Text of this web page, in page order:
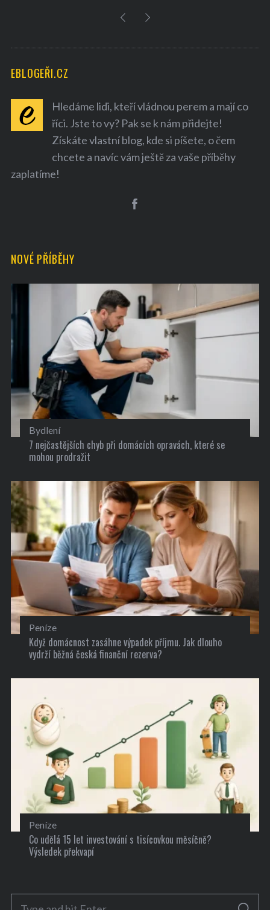
EBLOGEŘI.CZ
Hledáme lidi, kteří vládnou perem a mají co
říci. Jste to vy? Pak se k nám přidejte!
Získáte vlastní blog, kde si píšete, o čem
chcete a navíc vám ještě za vaše příběhy
zaplatíme!
NOVÉ PŘÍBĚHY
Bydlení
7 nejčastějších chyb při domácích opravách, které se
mohou prodražit
Peníze
Když domácnost zasáhne výpadek příjmu. Jak dlouho
vydrží běžná česká finanční rezerva?
Peníze
Co udělá 15 let investování s tisícovkou měsíčně?
Výsledek překvapí
c